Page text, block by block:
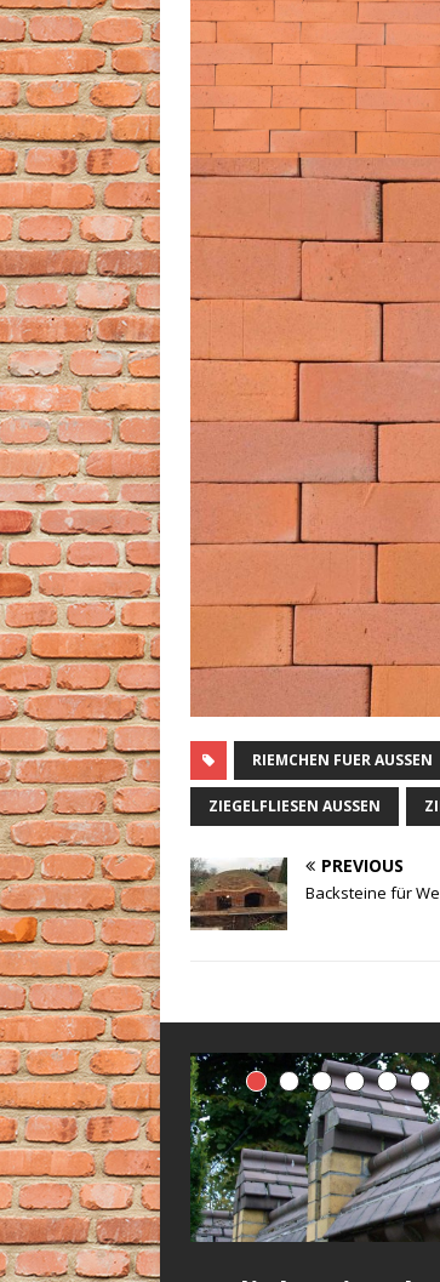
RIEMCHEN FUER AUSSEN
ZIEGELFLIESEN AUSSEN
PREVIOUS
Backsteine für
Klinkerziegel in